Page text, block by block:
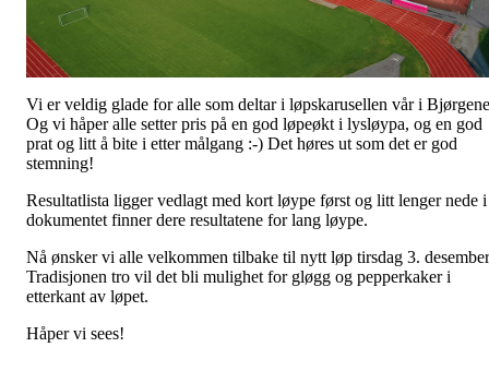
Vi er veldig glade for alle som deltar i løpskarusellen vår i
Og vi håper alle setter pris på en god løpeøkt i lysløypa, og en god
prat og litt å bite i etter målgang :-) Det høres ut som det er god
stemning!
Resultatlista ligger vedlagt med kort løype først og litt lenger nede i
dokumentet finner dere resultatene for lang løype.
Nå ønsker vi alle velkommen tilbake til nytt løp tirsdag 3.
Tradisjonen tro vil det bli mulighet for gløgg og pepperkaker i
etterkant av løpet.
Håper vi sees!